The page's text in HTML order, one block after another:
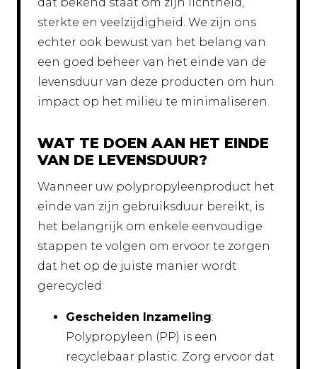
sterkte en veelzijdigheid. We zijn ons
echter ook bewust van het belang van
een goed beheer van het einde van de
levensduur van deze producten om hun
impact op het milieu te minimaliseren.
WAT TE DOEN AAN HET EINDE
VAN DE LEVENSDUUR?
Wanneer uw polypropyleenproduct het
einde van zijn gebruiksduur bereikt, is
het belangrijk om enkele eenvoudige
stappen te volgen om ervoor te zorgen
dat het op de juiste manier wordt
gerecycled:
Gescheiden Inzameling:
Polypropyleen (PP) is een
recyclebaar plastic. Zorg ervoor dat